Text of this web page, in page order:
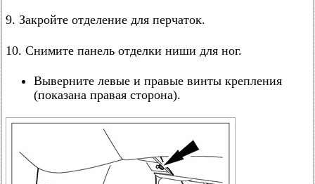
9. Закройте отделение для перчаток.
10. Снимите панель отделки ниши для ног.
Выверните левые и правые винты крепления
(показана правая сторона).